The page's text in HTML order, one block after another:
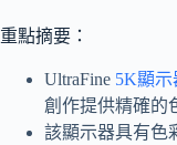
重點摘要：
UltraFine 5K顯
創作提供精確的
該顯示器具有色